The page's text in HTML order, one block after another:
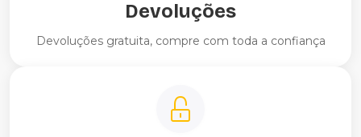
Devoluções
Devoluções gratuita, compre com toda a confiança